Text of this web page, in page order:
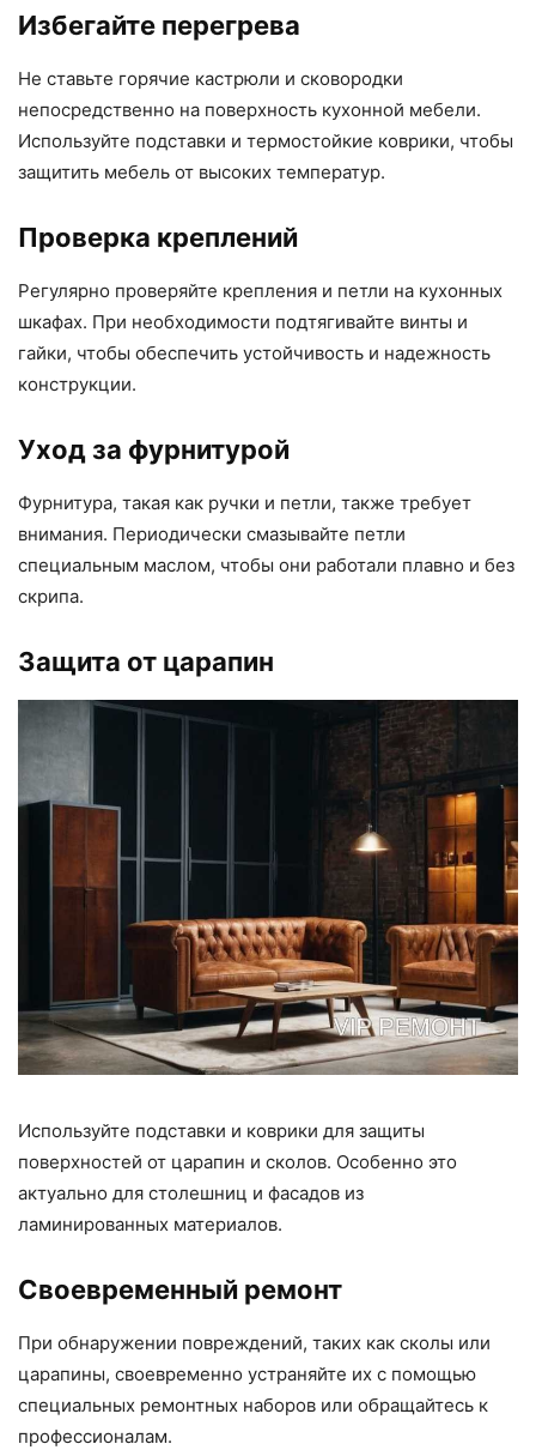
Избегайте перегрева
Не ставьте горячие кастрюли и сковородки
непосредственно на поверхность кухонной мебели.
Используйте подставки и термостойкие коврики, чтобы
защитить мебель от высоких температур.
Проверка креплений
Регулярно проверяйте крепления и петли на кухонных
шкафах. При необходимости подтягивайте винты и
гайки, чтобы обеспечить устойчивость и надежность
конструкции.
Уход за фурнитурой
Фурнитура, такая как ручки и петли, также требует
внимания. Периодически смазывайте петли
специальным маслом, чтобы они работали плавно и без
скрипа.
Защита от царапин
Используйте подставки и коврики для защиты
поверхностей от царапин и сколов. Особенно это
актуально для столешниц и фасадов из
ламинированных материалов.
Своевременный ремонт
При обнаружении повреждений, таких как сколы или
царапины, своевременно устраняйте их с помощью
специальных ремонтных наборов или обращайтесь к
профессионалам.